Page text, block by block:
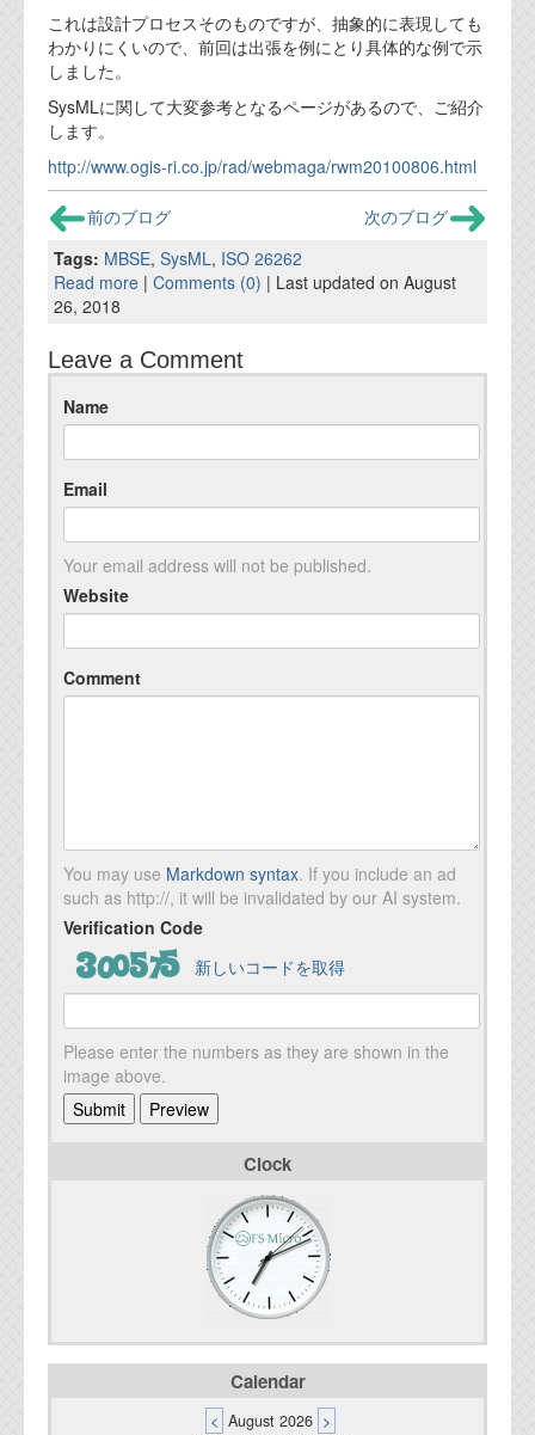
FAQ
お問い合わせフォーム
これは設計プロセスそのものですが、抽象的に表現しても
わかりにくいので、前回は出張を例にとり具体的な例で示
しました。
SysMLに関して大変参考となるページがあるので、ご紹介
します。
http://www.ogis-ri.co.jp/rad/webmaga/rwm20100806.html
前のブログ
次のブログ
Tags: MBSE, SysML, ISO 26262
Read more | Comments (0) | Last updated on August
26, 2018
Leave a Comment
Name
Email
Your email address will not be published.
Website
Comment
You may use Markdown syntax. If you include an ad
such as http://, it will be invalidated by our AI system.
Verification Code
新しいコードを取得
Please enter the numbers as they are shown in the
image above.
Clock
Calendar
< August 2026 >